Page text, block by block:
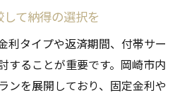
て納得の選択を
利タイプや返済期間、付帯サー
することが重要です。岡崎市内
ンを展開しており、固定金利や